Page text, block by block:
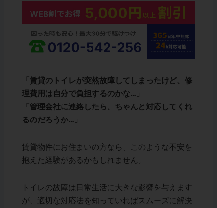
「賃貸のトイレが突然故障してしまったけど、修
理費用は自分で負担するのかな…」
「管理会社に連絡したら、ちゃんと対応してくれ
るのだろうか…」
賃貸物件にお住まいの方なら、このような不安を
抱えた経験があるかもしれません。
トイレの故障は日常生活に大きな影響を与えます
が、適切な対応法を知っていればスムーズに解決